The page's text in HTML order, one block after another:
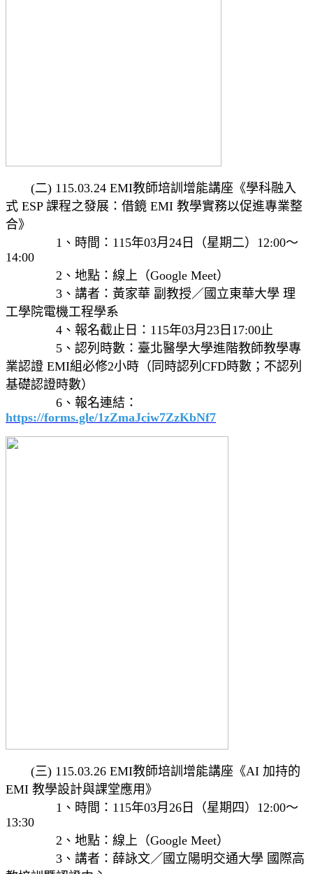
(二) 115.03.24 EMI教師培訓增能講座《學科融入
式 ESP 課程之發展：借鏡 EMI 教學實務以促進專業整
合》
1、時間：115年03月24日（星期二）12:00～
14:00
2、地點：線上（Google Meet）
3、講者：黃家華 副教授／國立東華大學 理
工學院電機工程學系
4、報名截止日：115年03月23日17:00止
5、認列時數：臺北醫學大學進階教師教學專
業認證 EMI組必修2小時（同時認列CFD時數；不認列
基礎認證時數）
6、報名連結：
https://forms.gle/1zZmaJciw7ZzKbNf7
(三) 115.03.26 EMI教師培訓增能講座《AI 加持的
EMI 教學設計與課堂應用》
1、時間：115年03月26日（星期四）12:00～
13:30
2、地點：線上（Google Meet）
3、講者：薛詠文／國立陽明交通大學 國際高